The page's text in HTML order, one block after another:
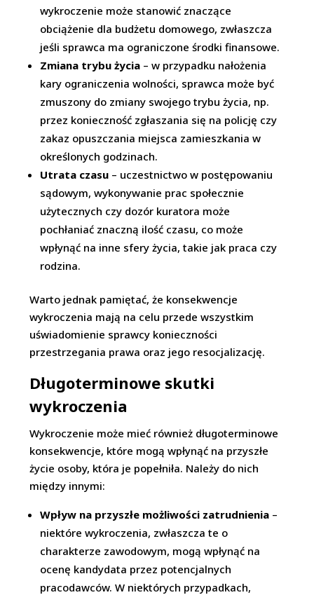
wykroczenie może stanowić znaczące
obciążenie dla budżetu domowego, zwłaszcza
jeśli sprawca ma ograniczone środki finansowe.
Zmiana trybu życia – w przypadku nałożenia
kary ograniczenia wolności, sprawca może być
zmuszony do zmiany swojego trybu życia, np.
przez konieczność zgłaszania się na policję czy
zakaz opuszczania miejsca zamieszkania w
określonych godzinach.
Utrata czasu – uczestnictwo w postępowaniu
sądowym, wykonywanie prac społecznie
użytecznych czy dozór kuratora może
pochłaniać znaczną ilość czasu, co może
wpłynąć na inne sfery życia, takie jak praca czy
rodzina.
Warto jednak pamiętać, że konsekwencje
wykroczenia mają na celu przede wszystkim
uświadomienie sprawcy konieczności
przestrzegania prawa oraz jego resocjalizację.
Długoterminowe skutki
wykroczenia
Wykroczenie może mieć również długoterminowe
konsekwencje, które mogą wpłynąć na przyszłe
życie osoby, która je popełniła. Należy do nich
między innymi:
Wpływ na przyszłe możliwości zatrudnienia –
niektóre wykroczenia, zwłaszcza te o
charakterze zawodowym, mogą wpłynąć na
ocenę kandydata przez potencjalnych
pracodawców. W niektórych przypadkach,